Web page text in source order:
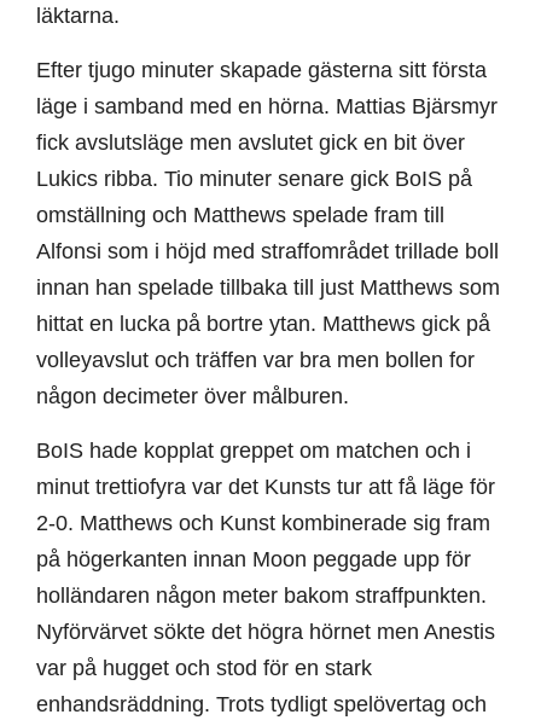
läktarna.
Efter tjugo minuter skapade gästerna sitt första
läge i samband med en hörna. Mattias Bjärsmyr
fick avslutsläge men avslutet gick en bit över
Lukics ribba. Tio minuter senare gick BoIS på
omställning och Matthews spelade fram till
Alfonsi som i höjd med straffområdet trillade boll
innan han spelade tillbaka till just Matthews som
hittat en lucka på bortre ytan. Matthews gick på
volleyavslut och träffen var bra men bollen for
någon decimeter över målburen.
BoIS hade kopplat greppet om matchen och i
minut trettiofyra var det Kunsts tur att få läge för
2-0. Matthews och Kunst kombinerade sig fram
på högerkanten innan Moon peggade upp för
holländaren någon meter bakom straffpunkten.
Nyförvärvet sökte det högra hörnet men Anestis
var på hugget och stod för en stark
enhandsräddning. Trots tydligt spelövertag och